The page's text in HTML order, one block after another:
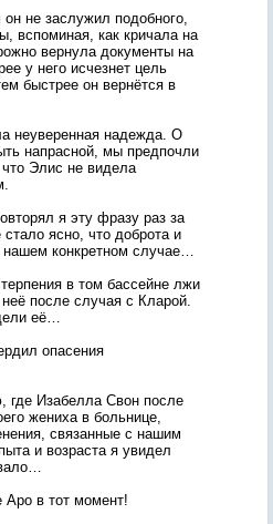
не заслужил подобного,
вспоминая, как кричала на
вернула документы на
у него исчезнет цель
быстрее он вернётся в
неуверенная надежда. О
напрасной, мы предпочли
Элис не видела
я эту фразу раз за
ясно, что доброта и
конкретном случае…
в том бассейне лжи
после случая с Кларой.
её…
опасения
где Изабелла Свон после
жениха в больнице,
связанные с нашим
и возраста я увидел
Аро в тот момент!